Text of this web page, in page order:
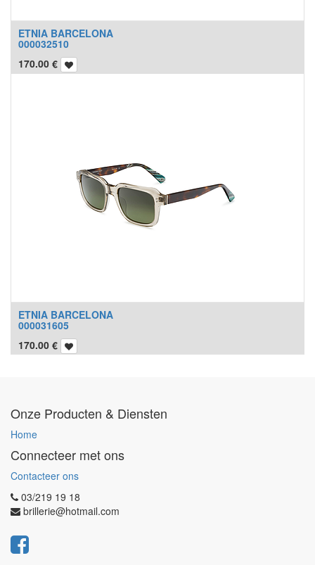
ETNIA BARCELONA
000032510
170.00 €
ETNIA BARCELONA
000031605
170.00 €
Onze Producten & Diensten
Home
Connecteer met ons
Contacteer ons
03/219 19 18
brillerie@hotmail.com